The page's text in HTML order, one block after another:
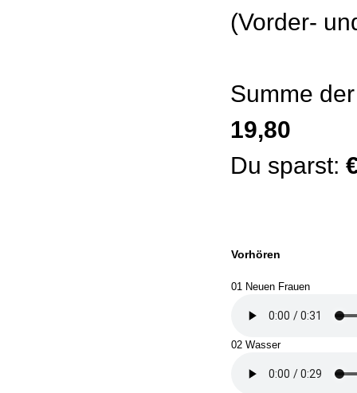
(Vorder-
Summe
19,80
Du sparst:
Vorhören
01 Neuen Frauen
02 Wasser